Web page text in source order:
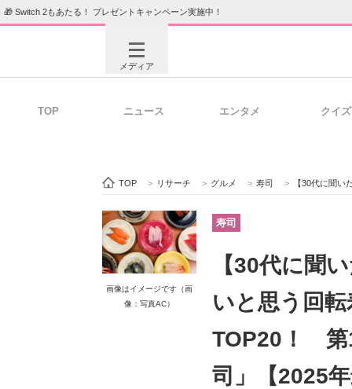
🎁 Switch 2もあたる！ プレゼントキャンペーン実施中！
メディア
ビジネスと働き方のヒント
ITエンジニア向け専門サイト
エレクト
TOP ニュース エンタメ クイズ
TOP > リサーチ > グルメ > 寿司 > 【30代に聞いた】「
画像はイメージです（画
像：写真AC）
寿司
【30代に聞
いと思う回
TOP20！ 第
司」【2025